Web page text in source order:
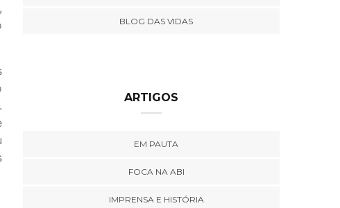
BLOG DAS VIDAS
ARTIGOS
EM PAUTA
FOCA NA ABI
IMPRENSA E HISTÓRIA